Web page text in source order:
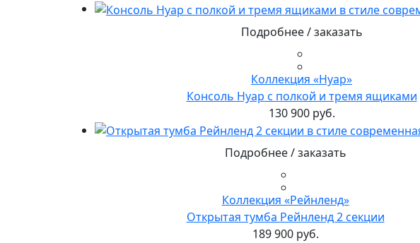
Подробнее / заказать
Коллекция «Нуар»
Консоль Нуар с полкой и тремя ящиками
130 900 руб.
Подробнее / заказать
Коллекция «Рейнленд»
Открытая тумба Рейнленд 2 секции
189 900 руб.